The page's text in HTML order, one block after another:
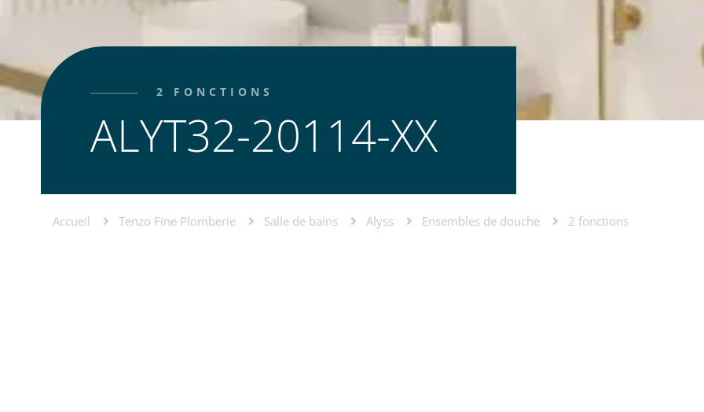
2 FONCTIONS
ALYT32-20114-XX
Accueil Tenzo Fine Plomberie Salle de bains Alyss Ensembles de douche 2 fonctions